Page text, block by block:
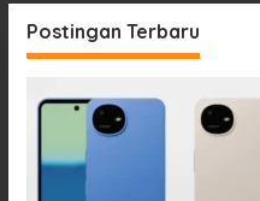
Postingan Terbaru